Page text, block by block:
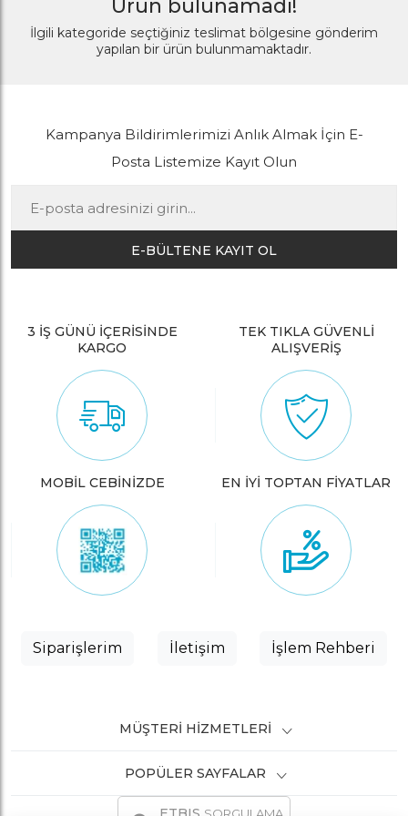
Ürün bulunamadı!
İlgili kategoride seçtiğiniz teslimat bölgesine gönderim
yapılan bir ürün bulunmamaktadır.
Kampanya Bildirimlerimizi Anlık Almak İçin E-
Posta Listemize Kayıt Olun
E-BÜLTENE KAYIT OL
3 İŞ GÜNÜ İÇERİSİNDE
KARGO
TEK TIKLA GÜVENLİ
ALIŞVERİŞ
MOBİL CEBİNİZDE EN İYİ TOPTAN FİYATLAR
Siparişlerim İletişim İşlem Rehberi
MÜŞTERI HIZMETLERI
POPÜLER SAYFALAR